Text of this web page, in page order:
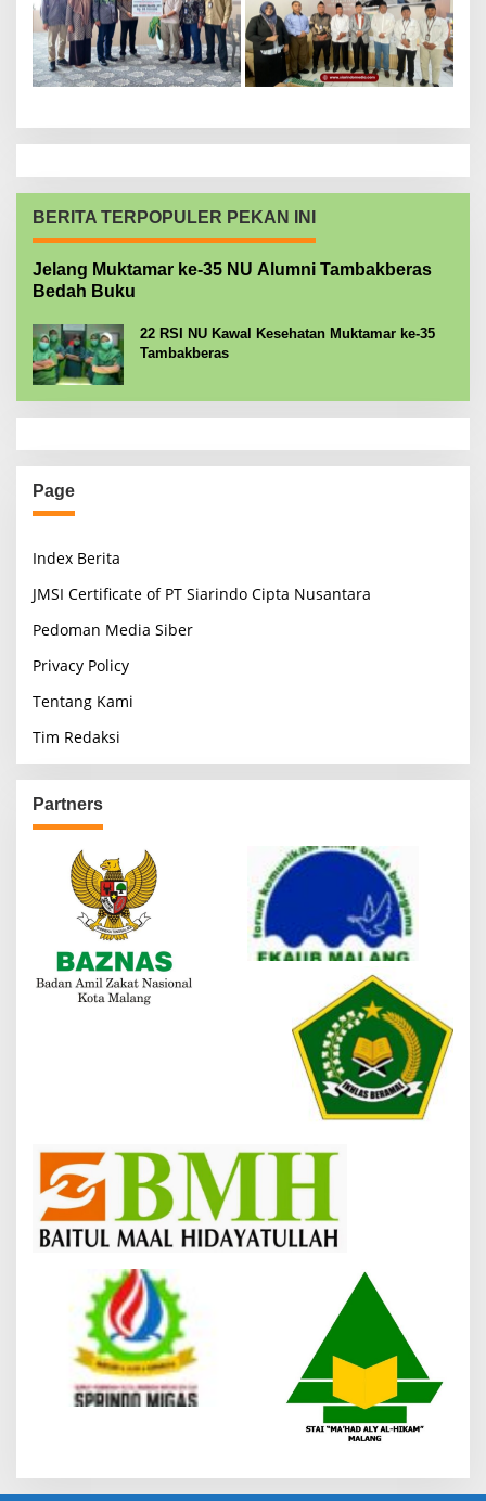
BERITA TERPOPULER PEKAN INI
Jelang Muktamar ke-35 NU Alumni Tambakberas
Bedah Buku
22 RSI NU Kawal Kesehatan Muktamar ke-35
Tambakberas
Page
Index Berita
JMSI Certificate of PT Siarindo Cipta Nusantara
Pedoman Media Siber
Privacy Policy
Tentang Kami
Tim Redaksi
Partners